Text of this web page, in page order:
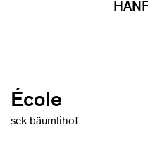
École
sek bäumlihof